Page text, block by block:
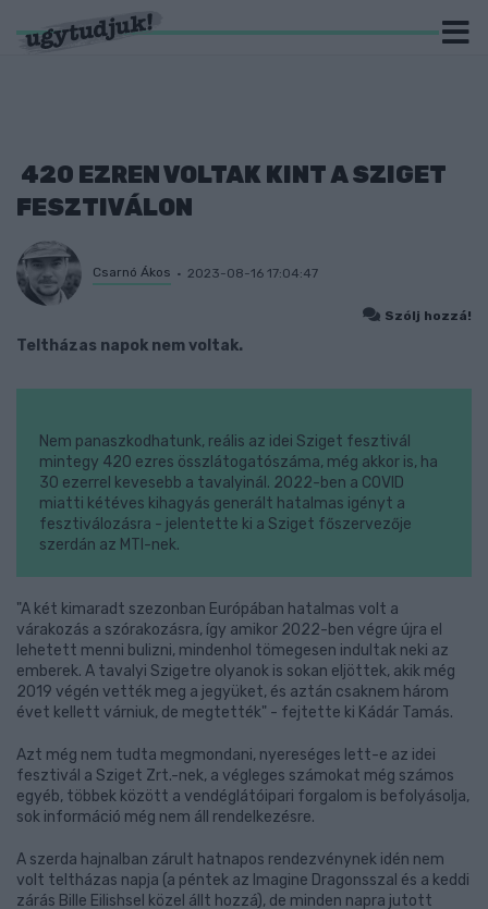
420 EZREN VOLTAK KINT A SZIGET
FESZTIVÁLON
Csarnó Ákos 2023-08-16 17:04:47
Szólj hozzá!
Teltházas napok nem voltak.
Nem panaszkodhatunk, reális az idei Sziget fesztivál
mintegy 420 ezres összlátogatószáma, még akkor is, ha
30 ezerrel kevesebb a tavalyinál. 2022-ben a COVID
miatti kétéves kihagyás generált hatalmas igényt a
fesztiválozásra - jelentette ki a Sziget főszervezője
szerdán az MTI-nek.
"A két kimaradt szezonban Európában hatalmas volt a
várakozás a szórakozásra, így amikor 2022-ben végre újra el
lehetett menni bulizni, mindenhol tömegesen indultak neki az
emberek. A tavalyi Szigetre olyanok is sokan eljöttek, akik még
2019 végén vették meg a jegyüket, és aztán csaknem három
évet kellett várniuk, de megtették" - fejtette ki Kádár Tamás.
Azt még nem tudta megmondani, nyereséges lett-e az idei
fesztivál a Sziget Zrt.-nek, a végleges számokat még számos
egyéb, többek között a vendéglátóipari forgalom is befolyásolja,
sok információ még nem áll rendelkezésre.
A szerda hajnalban zárult hatnapos rendezvénynek idén nem
volt teltházas napja (a péntek az Imagine Dragonsszal és a keddi
zárás Bille Eilishsel közel állt hozzá), de minden napra jutott